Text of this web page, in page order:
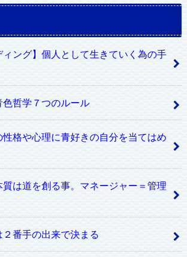
ィング】個人として生きていく為の手
色哲学７つのルール
格や心理に青好きの自分を当てはめ
は道を創る事。マネージャー＝管理
番手の出来で決まる